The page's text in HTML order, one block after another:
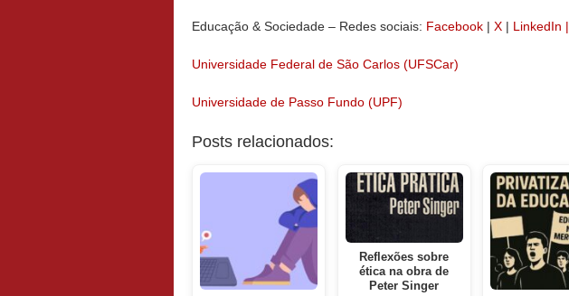
Educação & Sociedade – Redes sociais: Facebook | X | LinkedIn |
Universidade Federal de São Carlos (UFSCar)
Universidade de Passo Fundo (UPF)
Posts relacionados:
Reflexões sobre
ética na obra de
Peter Singer